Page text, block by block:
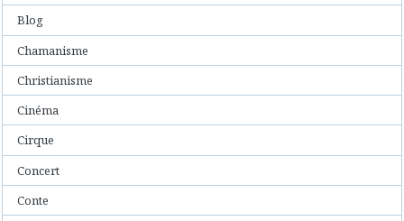
Blog
Chamanisme
Christianisme
Cinéma
Cirque
Concert
Conte